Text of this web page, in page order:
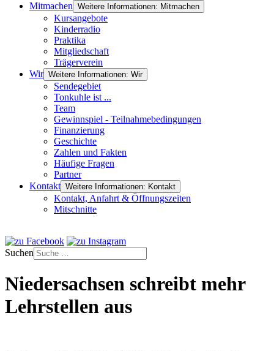
Mitmachen Weitere Informationen: Mitmachen
Kursangebote
Kinderradio
Praktika
Mitgliedschaft
Trägerverein
Wir Weitere Informationen: Wir
Sendegebiet
Tonkuhle ist ...
Team
Gewinnspiel - Teilnahmebedingungen
Finanzierung
Geschichte
Zahlen und Fakten
Häufige Fragen
Partner
Kontakt Weitere Informationen: Kontakt
Kontakt, Anfahrt & Öffnungszeiten
Mitschnitte
Suchen
Niedersachsen schreibt mehr
Lehrstellen aus